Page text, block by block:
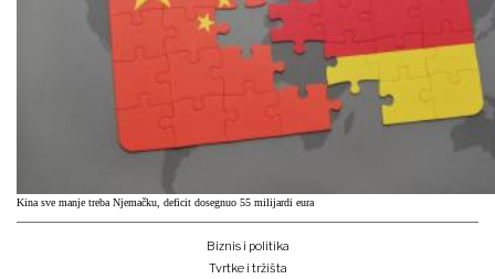
Kina sve manje treba Njemačku, deficit dosegnuo 55 milijardi eura
Biznis i politika
Tvrtke i tržišta